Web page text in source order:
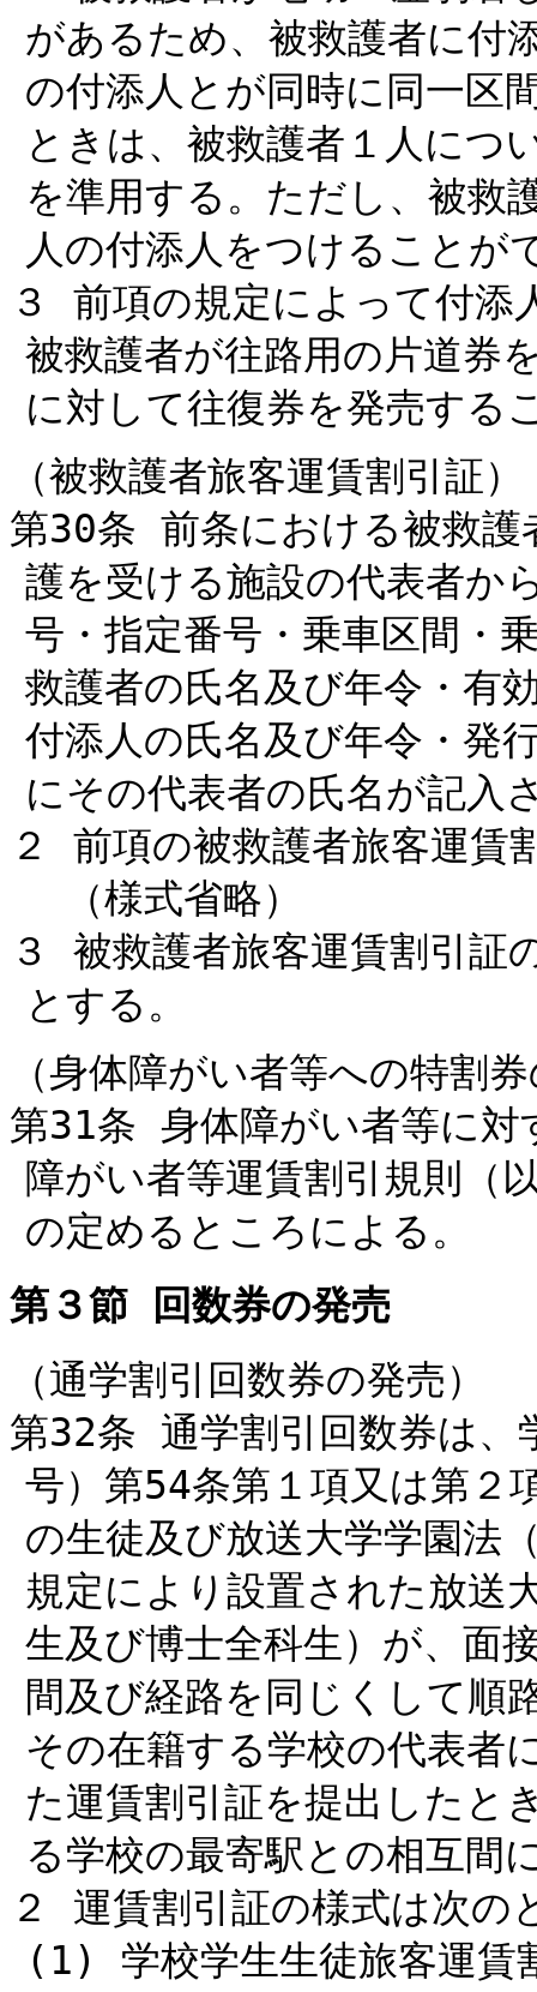
があるため、被救護者に付
の付添人とが同時に同一区
ときは、被救護者１人につ
を準用する。ただし、被救
人の付添人をつけることが
３ 前項の規定によって付添
被救護者が往路用の片道券
に対して往復券を発売する
（被救護者旅客運賃割引証）
第30条 前条における被救護
護を受ける施設の代表者か
号・指定番号・乗車区間・
救護者の氏名及び年令・有
付添人の氏名及び年令・発
にその代表者の氏名が記入
２ 前項の被救護者旅客運賃
（様式省略）
３ 被救護者旅客運賃割引証
とする。
（身体障がい者等への特割
第31条 身体障がい者等に対
障がい者等運賃割引規則（
の定めるところによる。
第３節 回数券の発売
（通学割引回数券の発売）
第32条 通学割引回数券は、
号）第54条第１項又は第２
の生徒及び放送大学学園法
規定により設置された放送
生及び博士全科生）が、面
間及び経路を同じくして順
その在籍する学校の代表者
た運賃割引証を提出したと
る学校の最寄駅との相互間
２ 運賃割引証の様式は次の
(1) 学校学生生徒旅客運賃